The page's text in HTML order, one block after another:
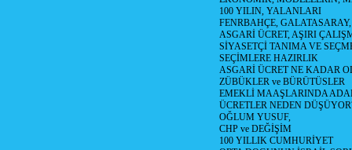
100 YILIN, YALANLARI
FENRBAHÇE,
ASGARİ ÜCRET, AŞIRI
SİYASETÇİ TANIMA VE
SEÇİMLERE HAZIRLIK
ASGARİ ÜCRET NE KADAR
ZÜBÜKLER ve BÜRÜTÜSLER
EMEKLİ MAAŞLARINDA
ÜCRETLER NEDEN
OĞLUM YUSUF,
CHP ve DEĞİŞİM
100 YILLIK CUMHURİYET